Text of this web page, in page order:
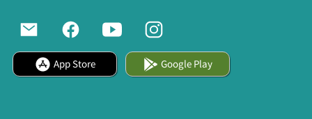
App Store Google Play